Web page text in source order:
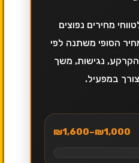
מחירים נפוצים
הסופי משתנה לפי
נגישות, משך
במפעיל.
₪1,000–₪1,600